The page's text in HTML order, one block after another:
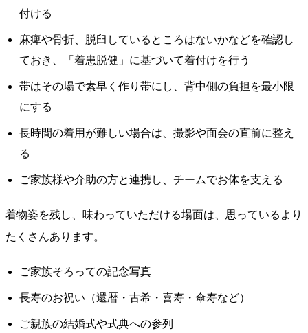
付ける
麻痺や骨折、脱臼しているところはないかなどを確認し
ておき、「着患脱健」に基づいて着付けを行う
帯はその場で素早く作り帯にし、背中側の負担を最小限
にする
長時間の着用が難しい場合は、撮影や面会の直前に整え
る
ご家族様や介助の方と連携し、チームでお体を支える
着物姿を残し、味わっていただける場面は、思っているより
たくさんあります。
ご家族そろっての記念写真
長寿のお祝い（還暦・古希・喜寿・傘寿など）
ご親族の結婚式や式典への参列